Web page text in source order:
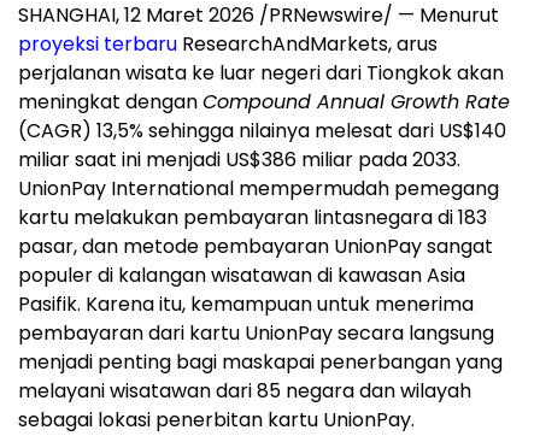
SHANGHAI, 12 Maret 2026 /PRNewswire/ — Menurut
proyeksi terbaru ResearchAndMarkets, arus
perjalanan wisata ke luar negeri dari Tiongkok akan
meningkat denganCompound Annual Growth Rate
(CAGR) 13,5% sehingga nilainya melesat dari US$140
miliar saat ini menjadi US$386 miliar pada 2033.
UnionPay International mempermudah pemegang
kartu melakukan pembayaran lintasnegara di 183
pasar, dan metode pembayaran UnionPay sangat
populer di kalangan wisatawan di kawasan Asia
Pasifik. Karena itu, kemampuan untuk menerima
pembayaran dari kartu UnionPay secara langsung
menjadi penting bagi maskapai penerbangan yang
melayani wisatawan dari 85 negara dan wilayah
sebagai lokasi penerbitan kartu UnionPay.